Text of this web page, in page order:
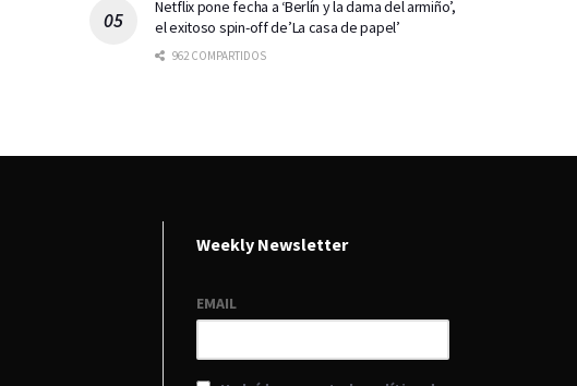
Netflix pone fecha a ‘Berlín y la dama del armiño’,
el exitoso spin-off de’La casa de papel’
962 COMPARTIDOS
Weekly Newsletter
EMAIL